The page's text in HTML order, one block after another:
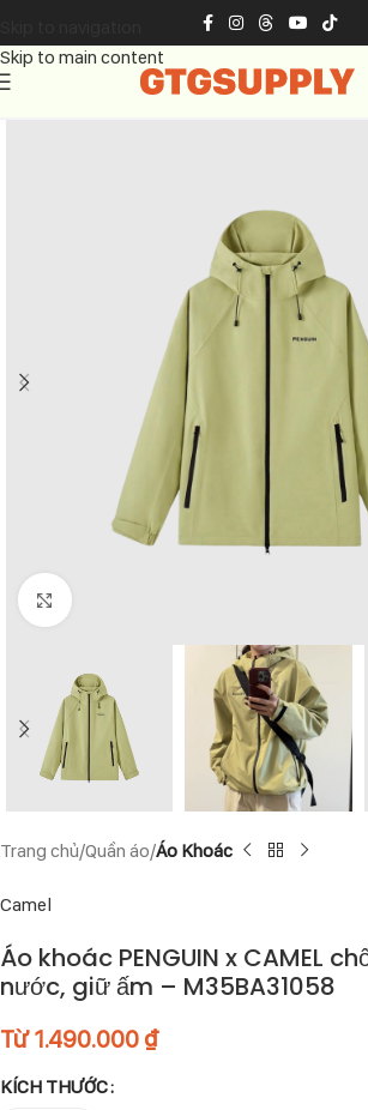
Skip to main content
Click to enlarge
Trang chủ Quần áo Áo Khoác
Camel
Áo khoác PENGUIN x CAMEL
nước, giữ ấm – M35BA31058
Từ1.490.000 ₫
KÍCH THƯỚC